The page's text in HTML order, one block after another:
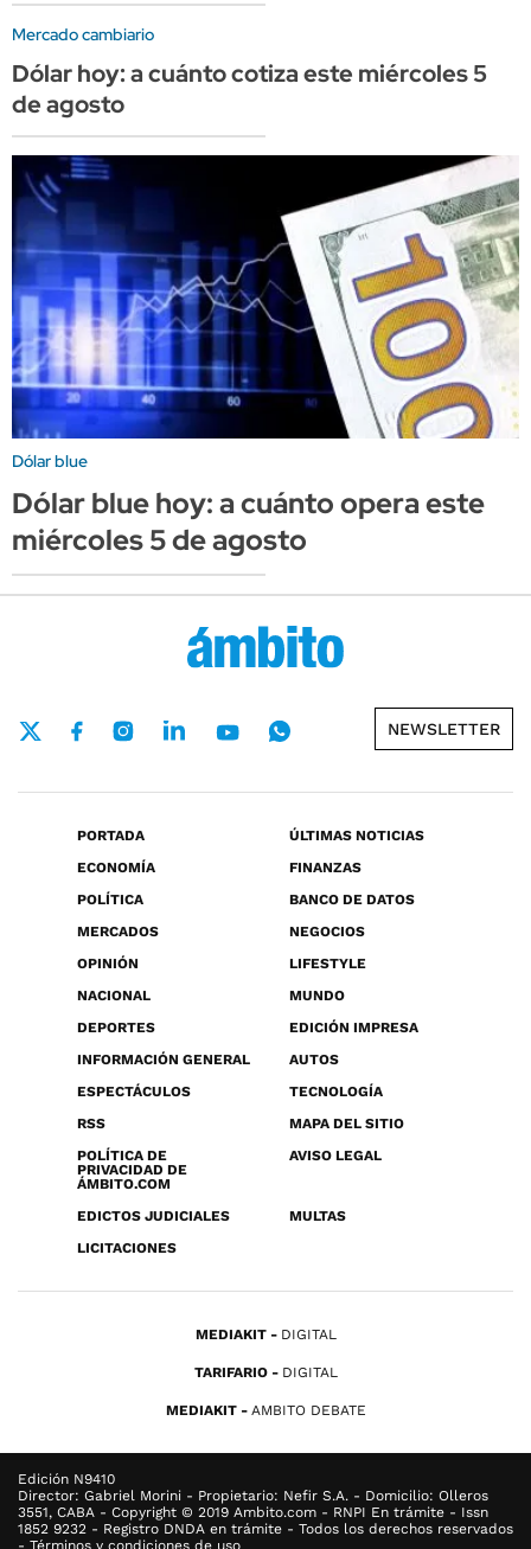
Mercado cambiario
Dólar hoy: a cuánto cotiza este miércoles 5
de agosto
Dólar blue
Dólar blue hoy: a cuánto opera este
miércoles 5 de agosto
NEWSLETTER
PORTADA
ÚLTIMAS NOTICIAS
ECONOMÍA
FINANZAS
POLÍTICA
BANCO DE DATOS
MERCADOS
NEGOCIOS
OPINIÓN
LIFESTYLE
NACIONAL
MUNDO
DEPORTES
EDICIÓN IMPRESA
INFORMACIÓN GENERAL
AUTOS
ESPECTÁCULOS
TECNOLOGÍA
RSS
MAPA DEL SITIO
POLÍTICA DE
PRIVACIDAD DE
ÁMBITO.COM
AVISO LEGAL
EDICTOS JUDICIALES
MULTAS
LICITACIONES
MEDIAKIT DIGITAL
TARIFARIO DIGITAL
MEDIAKIT AMBITO DEBATE
Edición N9410
Director: Gabriel Morini - Propietario: Nefir S.A. - Domicilio: Olleros
3551, CABA - Copyright © 2019 Ambito.com - RNPI En trámite - Issn
1852 9232 - Registro DNDA en trámite - Todos los derechos reservados
- Términos y condiciones de uso